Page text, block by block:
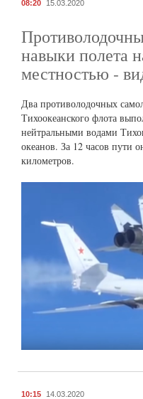
08:20 15.03.2020
навыки полета
местностью -
Два противолодочных
Тихоокеанского флота
нейтральными водами
океанов. За 12 часов пути
километров.
10:15 14.03.2020